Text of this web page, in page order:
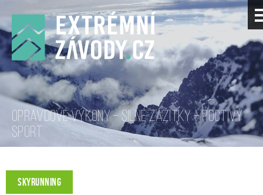
OPRAVDOVÉ VÝKONY – SILNÉ ZÁŽITKY – POCTIVÝ
SPORT
SKYRUNNING